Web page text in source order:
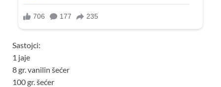
Sastojci:
1 jaje
8 gr. vanilin šećer
100 gr. šećer